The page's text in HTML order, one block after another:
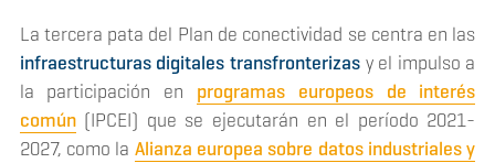
La tercera pata del Plan de conectividad se centra en las
infraestructuras digitales transfronterizas y el impulso a
la participación en programas europeos de interés
común(IPCEI) que se ejecutarán en el período 2021-
2027, como la Alianza europea sobre datos industriales y